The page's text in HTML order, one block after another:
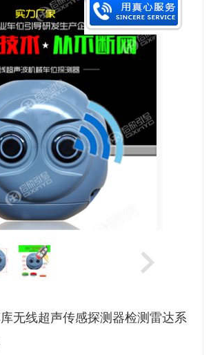
无线超声传感探测器检测雷达系